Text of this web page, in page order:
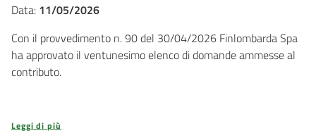
Data: 11/05/2026
Con il provvedimento n. 90 del 30/04/2026 Finlombarda Spa
ha approvato il ventunesimo elenco di domande ammesse al
contributo.
Leggi di più